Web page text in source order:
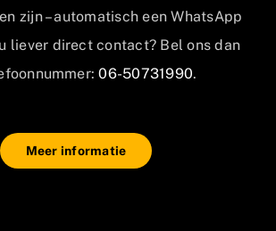
zijn – automatisch een WhatsApp
liever direct contact? Bel ons dan
06-50731990.
Meer informatie